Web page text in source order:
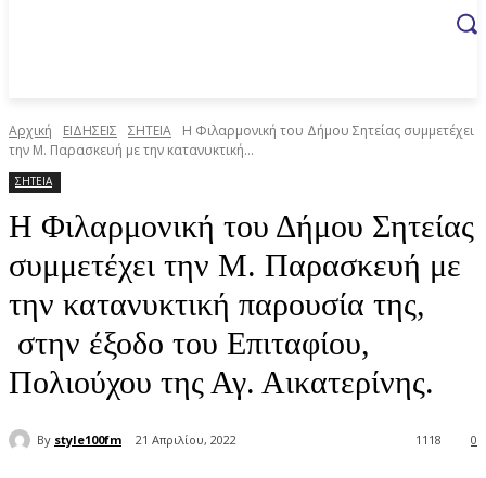
Αρχική ΕΙΔΗΣΕΙΣ ΣΗΤΕΙΑ
Η Φιλαρμονική του Δήμου Σητείας συμμετέχει
την Μ. Παρασκευή με την κατανυκτική...
ΣΗΤΕΙΑ
Η Φιλαρμονική του Δήμου Σητείας
συμμετέχει την Μ. Παρασκευή με
την κατανυκτική παρουσία της,
στην έξοδο του Επιταφίου,
Πολιούχου της Αγ. Αικατερίνης.
By style100fm 21 Απριλίου, 2022 0
1118